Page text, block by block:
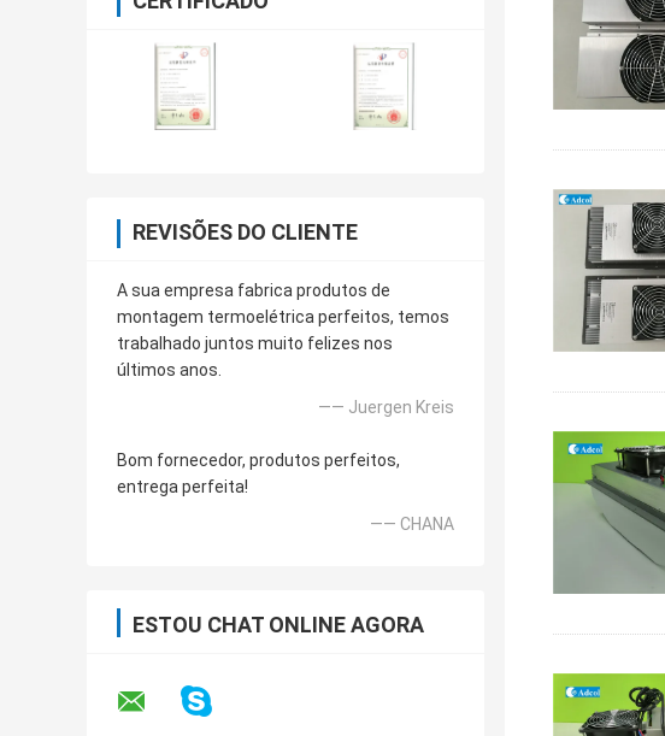
REVISÕES DO CLIENTE
A sua empresa fabrica produtos de
montagem termoelétrica perfeitos, temos
trabalhado juntos muito felizes nos
últimos anos.
—— Juergen Kreis
Bom fornecedor, produtos perfeitos,
entrega perfeita!
—— CHANA
ESTOU CHAT ONLINE AGORA